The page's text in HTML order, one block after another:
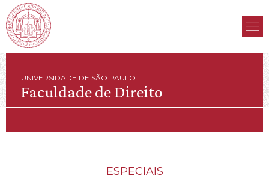
UNIVERSIDADE DE SÃO PAULO
Faculdade de Direito
ESPECIAIS